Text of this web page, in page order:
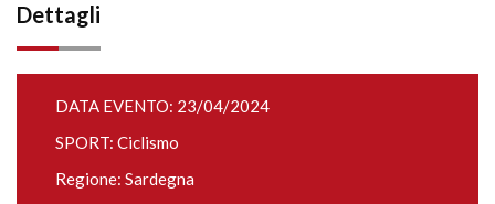
Dettagli
DATA EVENTO: 23/04/2024
SPORT: Ciclismo
Regione: Sardegna